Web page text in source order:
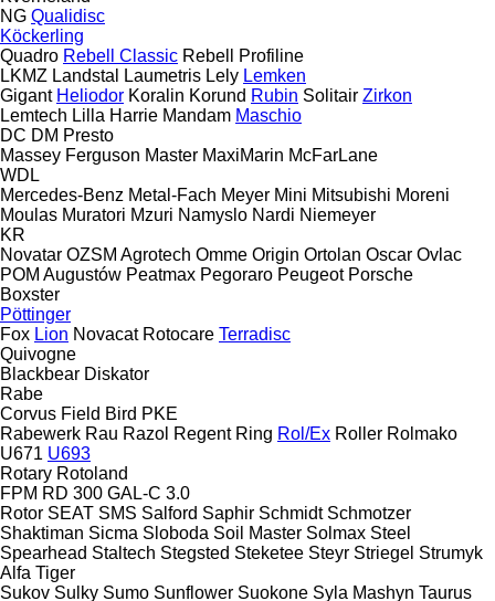
NG Qualidisc
Köckerling
Quadro Rebell Classic Rebell Profiline
LKMZ Landstal Laumetris Lely Lemken
Gigant Heliodor Koralin Korund Rubin Solitair Zirkon
Lemtech Lilla Harrie Mandam Maschio
DC DM Presto
Massey Ferguson Master MaxiMarin McFarLane
WDL
Mercedes-Benz Metal-Fach Meyer Mini Mitsubishi Moreni
Moulas Muratori Mzuri Namyslo Nardi Niemeyer
KR
Novatar OZSM Agrotech Omme Origin Ortolan Oscar Ovlac
POM Augustów Peatmax Pegoraro Peugeot Porsche
Boxster
Pöttinger
Fox Lion Novacat Rotocare Terradisc
Quivogne
Blackbear Diskator
Rabe
Corvus Field Bird PKE
Rabewerk Rau Razol Regent Ring Rol/Ex Roller Rolmako
U671 U693
Rotary Rotoland
FPM RD 300 GAL-C 3.0
Rotor SEAT SMS Salford Saphir Schmidt Schmotzer
Shaktiman Sicma Sloboda Soil Master Solmax Steel
Spearhead Staltech Stegsted Steketee Steyr Striegel Strumyk
Alfa Tiger
Sukov Sulky Sumo Sunflower Suokone Syla Mashyn Taurus